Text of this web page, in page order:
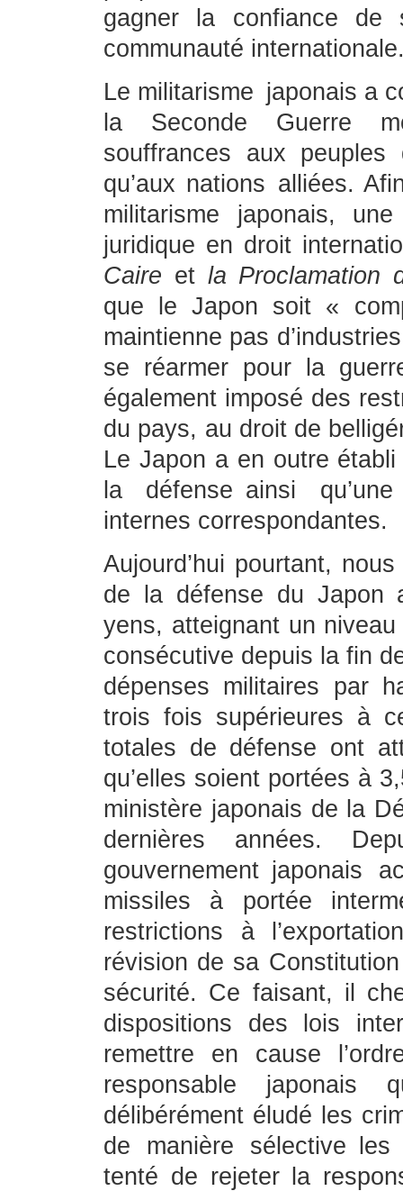
gagner la confiance
communauté
Le militarisme japonais a
la Seconde Guerre
souffrances aux
qu’aux nations alliées.
militarisme japonais,
juridique en droit
Caire et la Proclamation
que le Japon soit «
maintienne pas
se réarmer pour la
également imposé des
du pays, au droit de
Le Japon a en outre
la défense ainsi
internes correspondantes.
Aujourd’hui pourtant,
de la défense du Japon
yens, atteignant un
consécutive depuis la fin
dépenses militaires par
trois fois supérieures à
totales de défense ont
qu’elles soient portées à
ministère japonais de la
dernières années.
gouvernement japonais
missiles à portée
restrictions à
révision de sa
sécurité. Ce faisant, il
dispositions des lois
remettre en cause
responsable
délibérément éludé les
de manière sélective
tenté de rejeter la